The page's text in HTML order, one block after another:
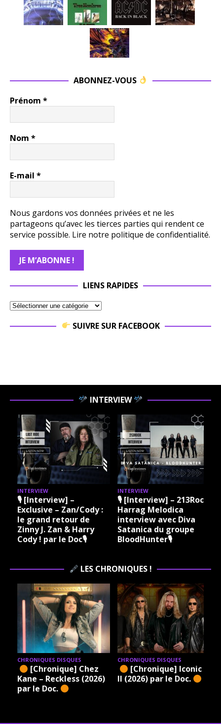
ABONNEZ-VOUS
Prénom *
Nom *
E-mail *
Nous gardons vos données privées et ne les
partageons qu’avec les tierces parties qui rendent ce
service possible. Lire notre politique de confidentialité.
LIENS RAPIDES
SUIVRE SUR FACEBOOK
INTERVIEW
INTERVIEW
🎙 [Interview] –
Exclusive – Zan/Cody :
le grand retour de
Zinny J. Zan & Harry
Cody ! par le Doc🎙
INTERVIEW
🎙 [Interview] – 213Rock
Harrag Melodica
interview avec Diva
Satanica du groupe
BloodHunter🎙
LES CHRONIQUES !
CHRONIQUES DISQUES
[Chronique] Chez
Kane – Reckless (2026)
par le Doc.
CHRONIQUES DISQUES
[Chronique] Iconic –
II (2026) par le Doc.